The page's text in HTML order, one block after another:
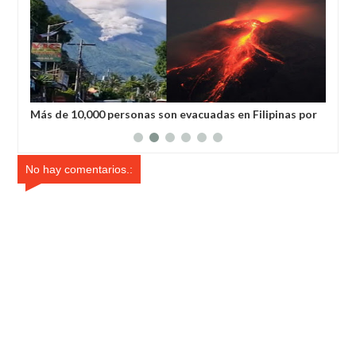
por
Volcán Kilauea despierta en Hawái: nivel de alerta
No hay comentarios.: